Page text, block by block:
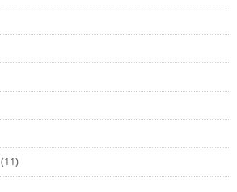
(11)